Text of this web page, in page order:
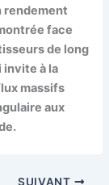
rendement
face
de long
invite à la
massifs
aux
SUIVANT